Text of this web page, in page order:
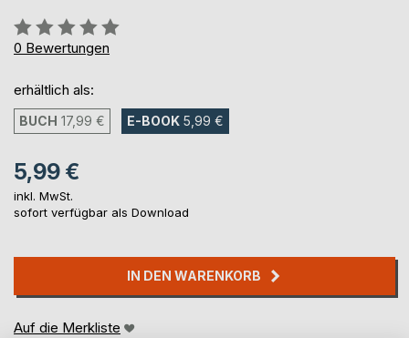
Bewertung::
0%
0 Bewertungen
erhältlich als:
BUCH 17,99 € E-BOOK 5,99 €
5,99 €
inkl. MwSt.
sofort verfügbar als Download
IN DEN WARENKORB
Auf die Merkliste